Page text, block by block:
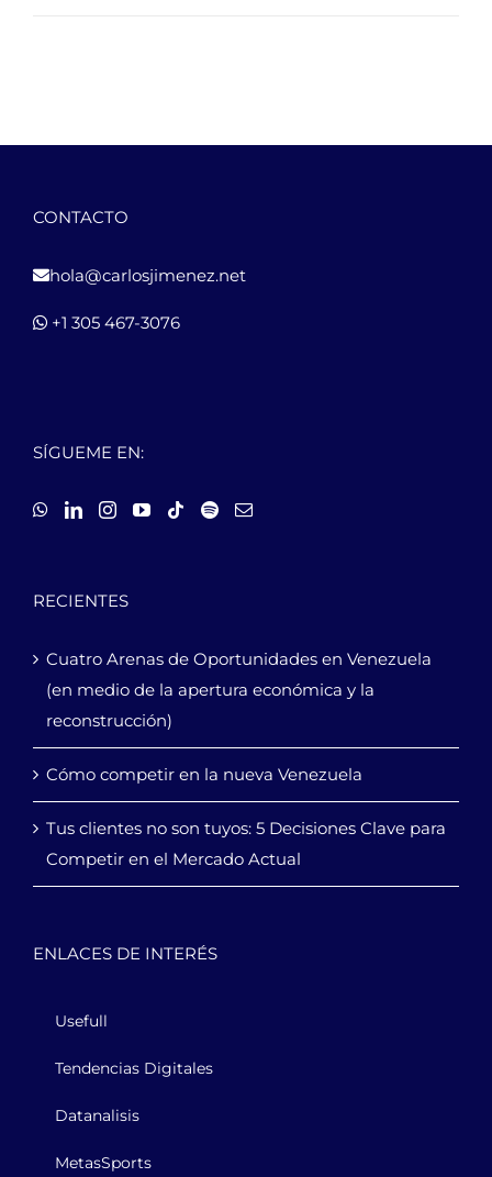
CONTACTO
hola@carlosjimenez.net
+1 305 467-3076
SÍGUEME EN:
RECIENTES
Cuatro Arenas de Oportunidades en Venezuela
(en medio de la apertura económica y la
reconstrucción)
Cómo competir en la nueva Venezuela
Tus clientes no son tuyos: 5 Decisiones Clave para
Competir en el Mercado Actual
ENLACES DE INTERÉS
Usefull
Tendencias Digitales
Datanalisis
MetasSports